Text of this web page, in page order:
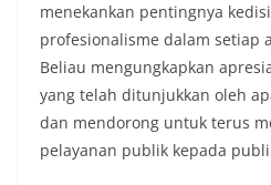
menekankan pentingnya
profesionalisme dalam setiap
Beliau mengungkapkan
yang telah ditunjukkan oleh
dan mendorong untuk terus
pelayanan publik kepada